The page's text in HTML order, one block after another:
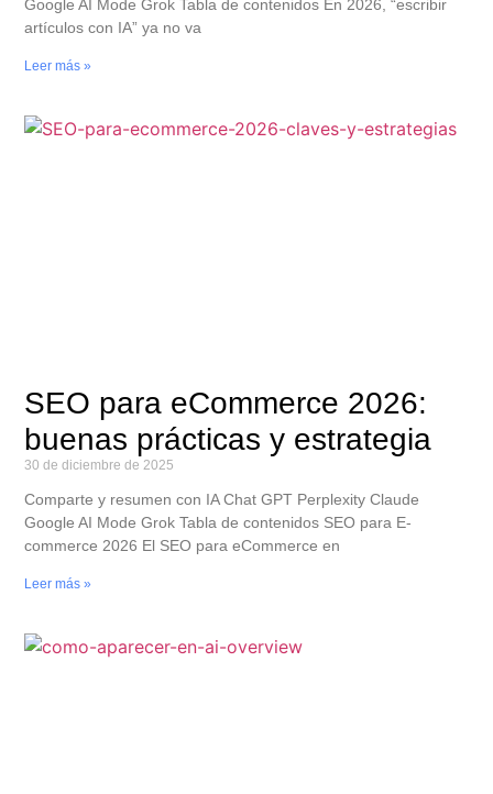
Google AI Mode Grok Tabla de contenidos En 2026, “escribir
artículos con IA” ya no va
Leer más »
SEO para eCommerce 2026:
buenas prácticas y estrategia
30 de diciembre de 2025
Comparte y resumen con IA Chat GPT Perplexity Claude
Google AI Mode Grok Tabla de contenidos SEO para E-
commerce 2026 El SEO para eCommerce en
Leer más »